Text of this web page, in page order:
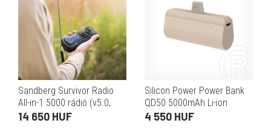
Sandberg Survivor Radio
All-in-1 5000 rádió (v5.0,
5000 mAh belső akku, 3W,
14 650 HUF
Silicon Power Power Bank
QD50 5000mAh Li-ion
(vanília)
4 550 HUF